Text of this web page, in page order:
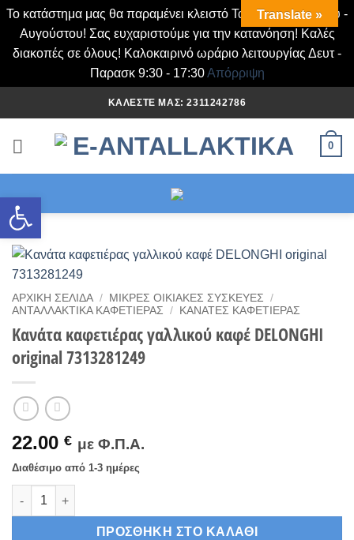
Ανοίξτε τη γραμμή εργαλείων
Το κατάστημα μας θα παραμένει κλειστό Τα Σάββατα Ιουλίου -
Αυγούστου! Σας ευχαριστούμε για την κατανόηση! Καλές
διακοπές σε όλους! Καλοκαιρινό ωράριο λειτουργίας Δευτ -
Παρασκ 9:30 - 17:30Απόρριψη
στο
περιεχόμενο
ΚΑΛΈΣΤΕ ΜΑΣ: 2311242786
0
ΑΡΧΙΚΉ ΣΕΛΊΔΑ / ΜΙΚΡΈΣ ΟΙΚΙΑΚΈΣ ΣΥΣΚΕΥΈΣ
/
ΑΝΤΑΛΛΑΚΤΙΚΆ ΚΑΦΕΤΙΈΡΑΣ
/ ΚΑΝΆΤΕΣ ΚΑΦΕΤΙΈΡΑΣ
Κανάτα καφετιέρας γαλλικού καφέ DELONGHI
original 7313281249
22.00 € με Φ.Π.Α.
Διαθέσιμο από 1-3 ημέρες
Κανάτα καφετιέρας γαλλικού καφέ DELONGHI original
ΠΡΟΣΘΉΚΗ ΣΤΟ ΚΑΛΆΘΙ
Translate »